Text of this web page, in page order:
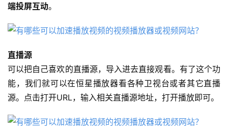
端投屏互动。
直播源
可以把自己喜欢的直播源，导入进去直接观看。有了这个功
能，我们就可以在恒星播放器看各种卫视台或者其它直播
源。点击打开URL，输入相关直播源地址，打开播放即可。